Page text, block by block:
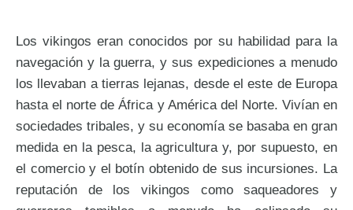
Los vikingos eran conocidos por su habilidad para la
navegación y la guerra, y sus expediciones a menudo
los llevaban a tierras lejanas, desde el este de Europa
hasta el norte de África y América del Norte. Vivían en
sociedades tribales, y su economía se basaba en gran
medida en la pesca, la agricultura y, por supuesto, en
el comercio y el botín obtenido de sus incursiones. La
reputación de los vikingos como saqueadores y